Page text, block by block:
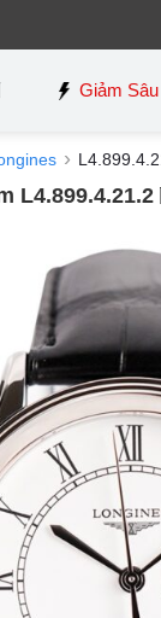
Giảm Sâu
L4.899.4.21.2